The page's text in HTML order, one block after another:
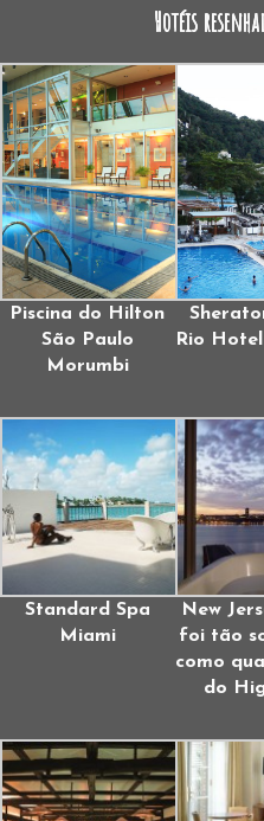
Hotéis
Piscina do Hilton
São Paulo
Morumbi
Rio
Standard Spa
Miami
New
foi tão
como
do